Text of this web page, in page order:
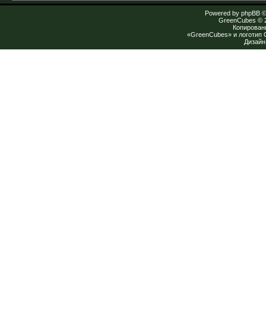
Powered by phpBB
GreenCubes ©
«GreenCubes» и